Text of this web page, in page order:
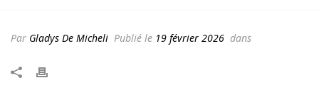
Par Gladys De Micheli Publié le 19 février 2026 dans